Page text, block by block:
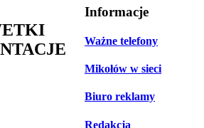
Informacje
Ważne telefony
Mikołów w sieci
Biuro reklamy
Redakcja